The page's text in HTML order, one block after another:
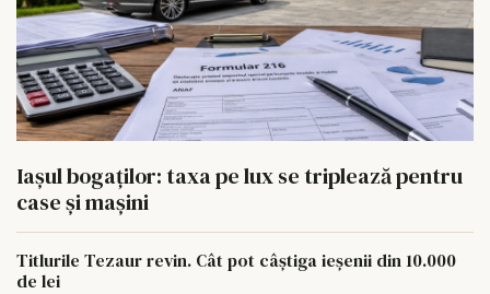
Iașul bogaților: taxa pe lux se triplează pentru
case și mașini
Titlurile Tezaur revin. Cât pot câștiga ieșenii din 10.000
de lei